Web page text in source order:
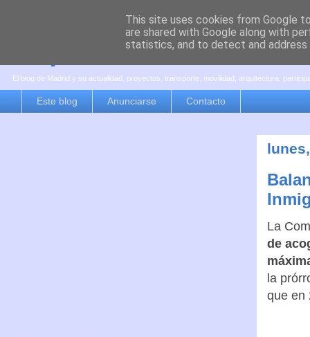
es por madrid
El blog de Madrid y su actualidad, proyectos, transporte, movilidad, arquitectura,
Este blog Anunciarse Contacto
La
de
la
que en
This site uses cookies from Google
are shared with Google along with
statistics, and to detect and address